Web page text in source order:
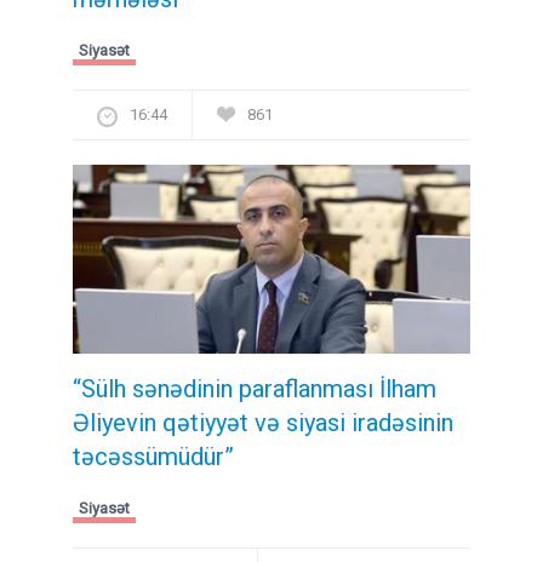
Siyasət
16:44 861
“Sülh sənədinin paraflanması İlham
Əliyevin qətiyyət və siyasi iradəsinin
təcəssümüdür”
Siyasət